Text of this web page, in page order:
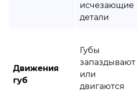
исчезающие
детали
Движения
губ
Губы
запаздывают
или
двигаются